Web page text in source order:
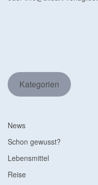
Kategorien
News
Schon gewusst?
Lebensmittel
Reise